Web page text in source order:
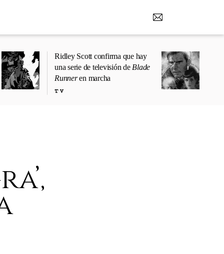
Ridley Scott confirma que hay
una serie de televisión de Blade
Runneren marcha
TV